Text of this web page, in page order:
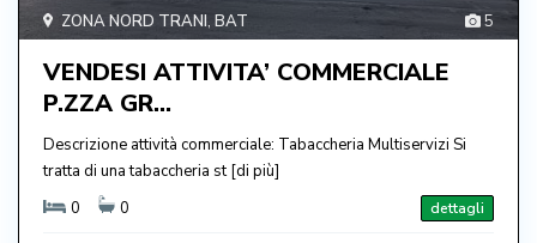
5
ZONA NORD TRANI, BAT
VENDESI ATTIVITA’ COMMERCIALE
P.ZZA GR...
Descrizione attività commerciale: Tabaccheria Multiservizi Si
tratta di una tabaccheria st[di più]
0
0 dettagli